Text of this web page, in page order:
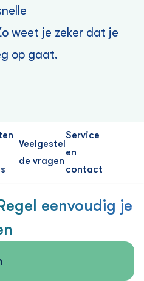
weet je zeker dat je
op gaat.
Veelgestel
de vragen
Service
en
contact
eenvoudig je